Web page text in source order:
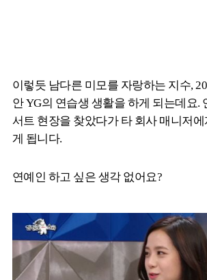
이렇듯 남다른 미모를 자랑하는 지수,
안 YG의 연습생 생활을 하게 되는데요.
서트 현장을 찾았다가 타 회사 매니저
게 됩니다.
연예인 하고 싶은 생각 없어요?